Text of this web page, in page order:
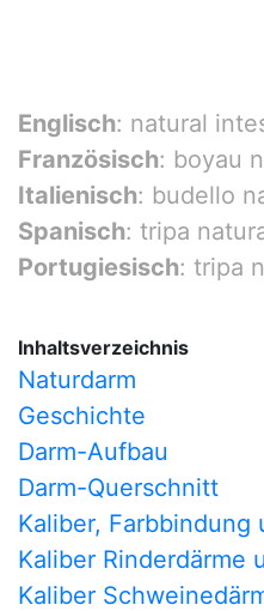
Englisch: natural
Französisch: boyau
Italienisch: budello
Spanisch: tripa
Portugiesisch: tripa
Inhaltsverzeichnis
Naturdarm
Geschichte
Darm-Aufbau
Darm-Querschnitt
Kaliber, Farbbindung
Kaliber Rinderdärme
Kaliber